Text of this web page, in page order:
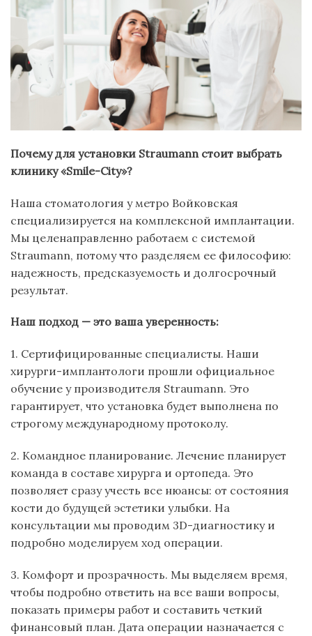
Почему для установки Straumann стоит выбрать
клинику «Smile-City»?
Наша стоматология у метро Войковская
специализируется на комплексной имплантации.
Мы целенаправленно работаем с системой
Straumann, потому что разделяем ее философию:
надежность, предсказуемость и долгосрочный
результат.
Наш подход — это ваша уверенность:
1. Сертифицированные специалисты. Наши
хирурги-имплантологи прошли официальное
обучение у производителя Straumann. Это
гарантирует, что установка будет выполнена по
строгому международному протоколу.
2. Командное планирование. Лечение планирует
команда в составе хирурга и ортопеда. Это
позволяет сразу учесть все нюансы: от состояния
кости до будущей эстетики улыбки. На
консультации мы проводим 3D-диагностику и
подробно моделируем ход операции.
3. Комфорт и прозрачность. Мы выделяем время,
чтобы подробно ответить на все ваши вопросы,
показать примеры работ и составить четкий
финансовый план. Дата операции назначается с